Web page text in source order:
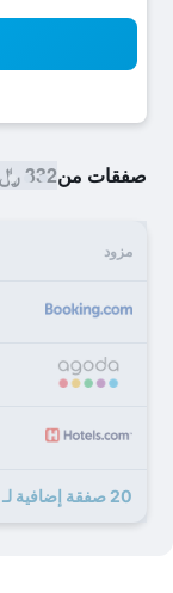
صفقات من332 ﷼
مزود
20 صفقة إضافية لـ هوتل بيانكامانو